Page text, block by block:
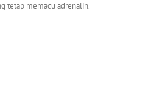
tetap memacu adrenalin.